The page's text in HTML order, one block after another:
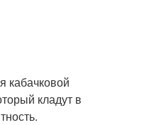
кабачковой
кладут в